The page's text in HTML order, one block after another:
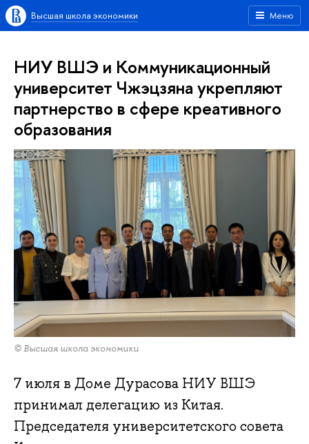
Меню
Высшая школа экономики
НИУ ВШЭ и Коммуникационный
университет Чжэцзяна укрепляют
партнерство в сфере креативного
образования
© Высшая школа экономики
7 июля в Доме Дурасова НИУ ВШЭ
принимал делегацию из Китая.
Председателя университетского совета